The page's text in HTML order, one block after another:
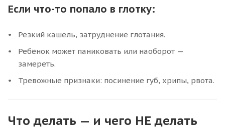
Если что-то попало в глотку:
Резкий кашель, затруднение глотания.
Ребёнок может паниковать или наоборот —
замереть.
Тревожные признаки: посинение губ, хрипы, рвота.
Что делать — и чего НЕ делать